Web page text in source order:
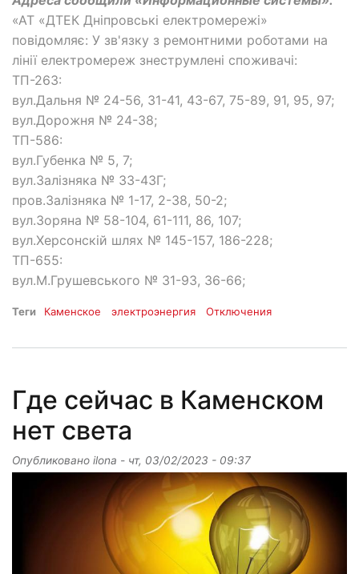
«АТ «ДТЕК Дніпровські електромережі»
повідомляє: У зв'язку з ремонтними роботами на
лінії електромереж знеструмлені споживачі:
ТП-263:
вул.Дальня № 24-56, 31-41, 43-67, 75-89, 91, 95, 97;
вул.Дорожня № 24-38;
ТП-586:
вул.Губенка № 5, 7;
вул.Залізняка № 33-43Г;
пров.Залізняка № 1-17, 2-38, 50-2;
вул.Зоряна № 58-104, 61-111, 86, 107;
вул.Херсонскій шлях № 145-157, 186-228;
ТП-655:
вул.М.Грушевського № 31-93, 36-66;
Теги Каменское электроэнергия Отключения
Где сейчас в Каменском
нет света
Опубликовано ilona - чт, 03/02/2023 - 09:37